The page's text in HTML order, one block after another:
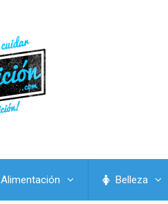
Alimentación Belleza